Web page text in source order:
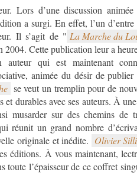
Lors d’une discussion animée
a surgi. En effet, l’un
Il s’agit de " La Marche du
2004. Cette publication leur a
animée du désir de publier
se veut un tremplin pour de
et durables avec ses auteurs. À
musarder sur des chemins de
réunit un grand nombre
originale et inédite. Olivier
éditions. À vous maintenant,
toute l’épaisseur de ce coffret